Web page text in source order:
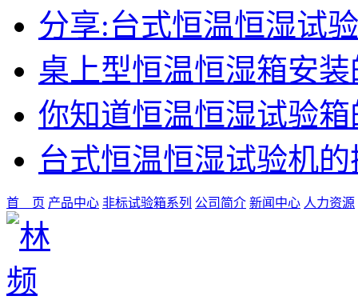
分享:台式恒温恒湿试
桌上型恒温恒湿箱安
你知道恒温恒湿试验
台式恒温恒湿试验机
首 页 产品中心 非标试验箱系列 公司简介 新闻中心 人力资源